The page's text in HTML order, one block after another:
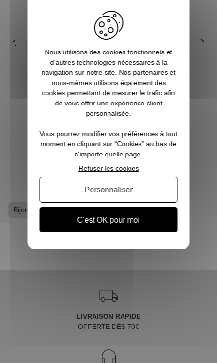
Pourquoi se (re)plonger dans
la série Friends ?
Diffusée depuis 1994 jusqu'en 2004,
Friends compte des milliers de fans dans
le monde entier. Cette série
intergénérationnelle conserve une
excellente audience et un public sans
mug Friends, la s...
VOIR L'ARTICLE
Bijoux Goodies Friends
LIVRAISON RAPIDE
OFFERTE DÈS 70€
Nous utilisons des cookies fonctionnels et
d’autres technologies nécessaires à la
navigation sur notre site. Nos partenaires et
nous-mêmes utilisons également des
cookies permettant de mesurer le trafic afin
de vous offrir une expérience client
personnalisée.
Vous pourrez modifier vos préférences à tout
moment en cliquant sur “Cookies” au bas de
n'importe quelle page.
C'est OK pour moi
Refuser les cookies
Personnaliser